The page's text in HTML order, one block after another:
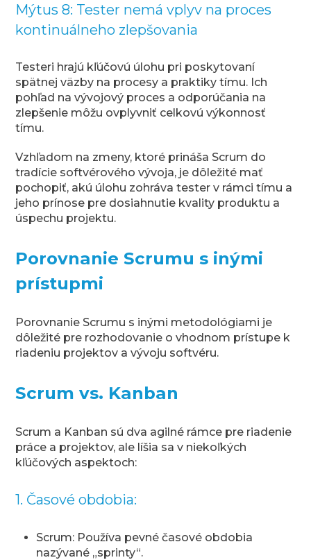
Mýtus 8: Tester nemá vplyv na proces
kontinuálneho zlepšovania
Testeri hrajú kľúčovú úlohu pri poskytovaní
spätnej väzby na procesy a praktiky tímu. Ich
pohľad na vývojový proces a odporúčania na
zlepšenie môžu ovplyvniť celkovú výkonnosť
tímu.
Vzhľadom na zmeny, ktoré prináša Scrum do
tradície softvérového vývoja, je dôležité mať
pochopiť, akú úlohu zohráva tester v rámci tímu a
jeho prínose pre dosiahnutie kvality produktu a
úspechu projektu.
Porovnanie Scrumu s inými
prístupmi
Porovnanie Scrumu s inými metodológiami je
dôležité pre rozhodovanie o vhodnom prístupe k
riadeniu projektov a vývoju softvéru.
Scrum vs. Kanban
Scrum a Kanban sú dva agilné rámce pre riadenie
práce a projektov, ale líšia sa v niekoľkých
kľúčových aspektoch:
1. Časové obdobia:
Scrum: Používa pevné časové obdobia
nazývané „sprinty“.